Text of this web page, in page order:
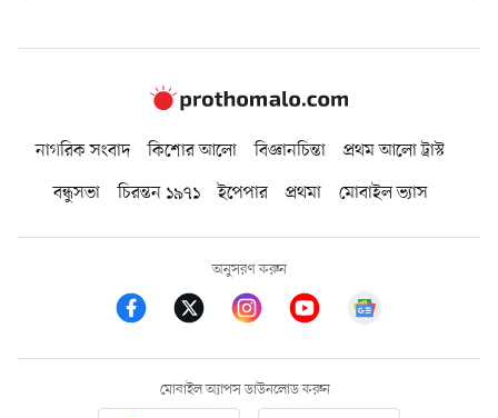
নাগরিক সংবাদ কিশোর আলো বিজ্ঞানচিন্তা
প্রথম আলো ট্রাস্ট
বন্ধুসভা
চিরন্তন ১৯৭১ ইপেপার প্রথমা মোবাইল ভ্যাস
অনুসরণ করুন
মোবাইল অ্যাপস ডাউনলোড করুন